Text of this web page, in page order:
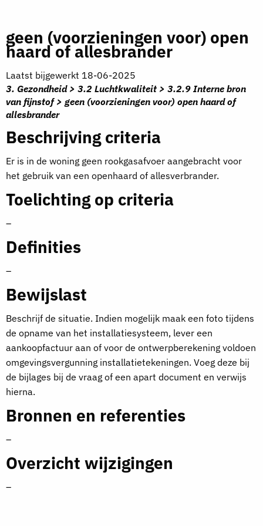
geen (voorzieningen voor) open
haard of allesbrander
Laatst bijgewerkt 18-06-2025
3. Gezondheid > 3.2 Luchtkwaliteit > 3.2.9 Interne bron
van fijnstof > geen (voorzieningen voor) open haard of
allesbrander
Beschrijving criteria
Er is in de woning geen rookgasafvoer aangebracht voor
het gebruik van een openhaard of allesverbrander.
Toelichting op criteria
–
Definities
–
Bewijslast
Beschrijf de situatie. Indien mogelijk maak een foto tijdens
de opname van het installatiesysteem, lever een
aankoopfactuur aan of voor de ontwerpberekening voldoen
omgevingsvergunning installatietekeningen. Voeg deze bij
de bijlages bij de vraag of een apart document en verwijs
hierna.
Bronnen en referenties
–
Overzicht wijzigingen
–